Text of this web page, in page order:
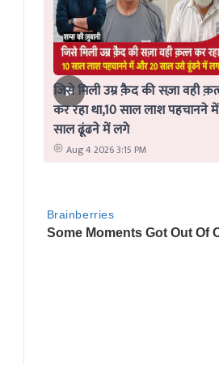
जिसे मिली उम्र क़ैद की सज़ा वही
कर रहा था,10 साल लाश पहचानने
साल ढूंढने में लगे
Aug 4 2026 3:15 PM